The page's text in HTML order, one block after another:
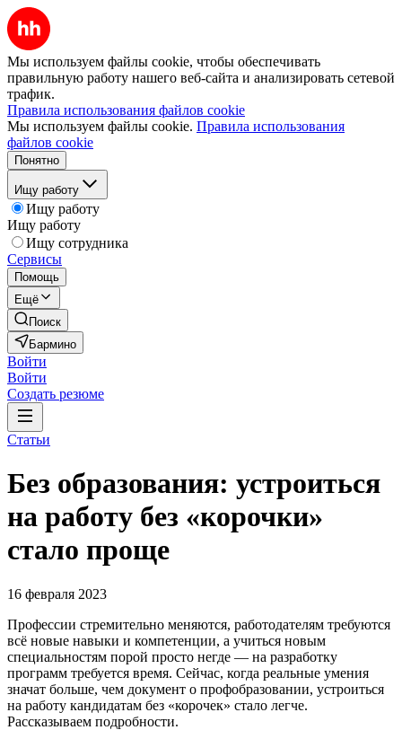
Мы используем файлы cookie, чтобы обеспечивать
правильную работу нашего веб-сайта и анализировать сетевой
трафик.
Правила использования файлов cookie
Мы используем файлы cookie. Правила использования
файлов cookie
Понятно
Ищу работу
Ищу работу
Ищу работу
Ищу сотрудника
Сервисы
Помощь
Ещё
Поиск
Бармино
Войти
Войти
Создать резюме
Статьи
Без образования: устроиться
на работу без «корочки»
стало проще
16 февраля 2023
Профессии стремительно меняются, работодателям требуются
всё новые навыки и компетенции, а учиться новым
специальностям порой просто негде — на разработку
программ требуется время. Сейчас, когда реальные умения
значат больше, чем документ о профобразовании, устроиться
на работу кандидатам без «корочек» стало легче.
Рассказываем подробности.